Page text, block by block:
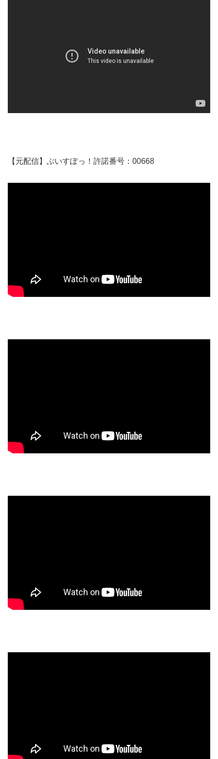
【元配信】ぶいすぽっ！許諾番号：00668